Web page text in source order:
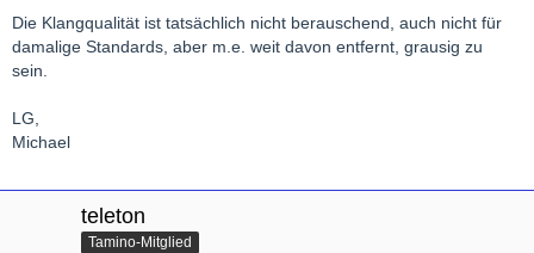
Die Klangqualität ist tatsächlich nicht berauschend, auch nicht für
damalige Standards, aber m.e. weit davon entfernt, grausig zu
sein.
LG,
Michael
teleton
Tamino-Mitglied